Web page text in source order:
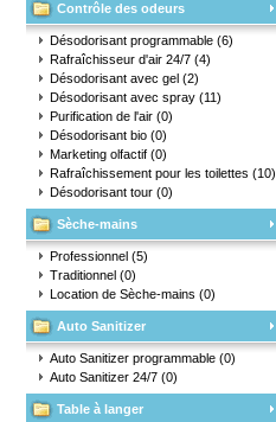
Contrôle des odeurs
Désodorisant programmable (6)
Rafraîchisseur d'air 24/7 (4)
Désodorisant avec gel (2)
Désodorisant avec spray (11)
Purification de l'air (0)
Désodorisant bio (0)
Marketing olfactif (0)
Rafraîchissement pour les toilettes (10)
Désodorisant tour (0)
Sèche-mains
Professionnel (5)
Traditionnel (0)
Location de Sèche-mains (0)
Auto Sanitizer
Auto Sanitizer programmable (0)
Auto Sanitizer 24/7 (0)
Table à langer